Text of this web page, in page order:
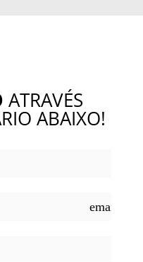
ATRAVÉS
ABAIXO!
email